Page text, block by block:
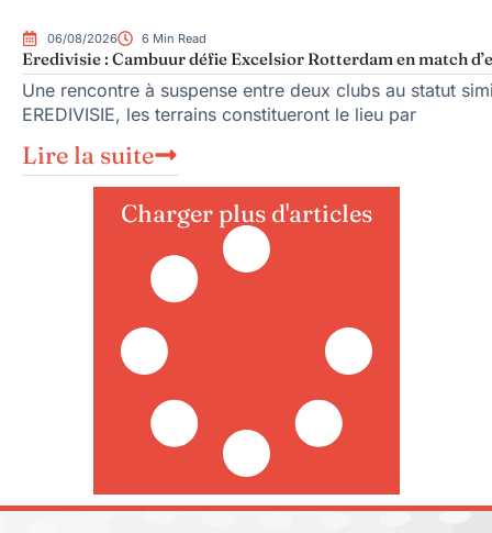
06/08/2026 6 Min Read
Eredivisie : Cambuur défie Excelsior Rotterdam en match
Une rencontre à suspense entre deux clubs au statut
EREDIVISIE, les terrains constitueront le lieu par
Lire la suite
Charger plus d'articles